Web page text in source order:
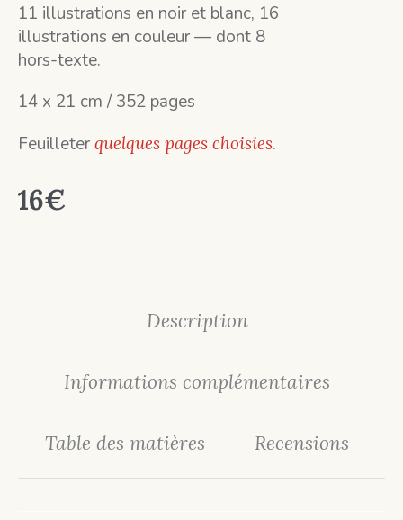
11 illustrations en noir et blanc, 16
illustrations en couleur — dont 8
hors-texte.
14 x 21 cm / 352 pages
Feuilleter quelques pages choisies.
16€
Description
Informations complémentaires
Table des matières Recensions